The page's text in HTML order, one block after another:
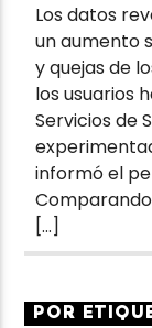
Los datos
un aumento
y quejas de
los usuarios
Servicios de
informó el
[…]
POR